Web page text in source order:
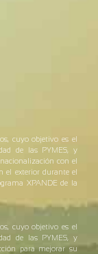
cuyo objetivo es el
de las PYMES, y
con el
el exterior durante el
XPANDE de la
cuyo objetivo es el
de las PYMES, y
para mejorar su